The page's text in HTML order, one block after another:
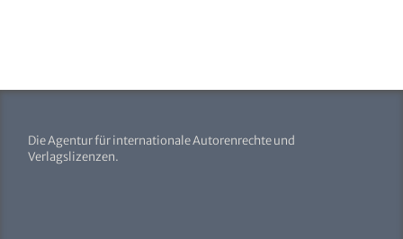
Die Agentur für internationale Autorenrechte und
Verlagslizenzen.